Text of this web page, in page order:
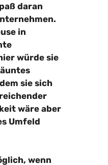
daran
in
würde sie
sie sich
wäre aber
Umfeld
wenn